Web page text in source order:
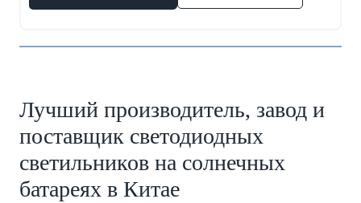
Лучший производитель, завод и
поставщик светодиодных
светильников на солнечных
батареях в Китае